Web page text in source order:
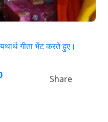
गीता भेंट करते हुए।
Share